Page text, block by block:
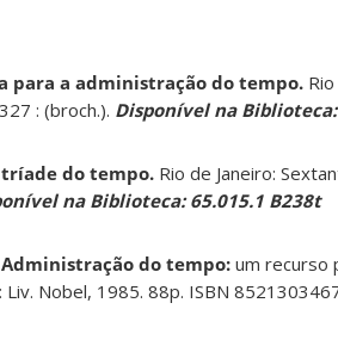
para a administração do tempo.
: (broch.). Disponível na Biblioteca:
tríade do tempo. Rio de Janeiro:
na Biblioteca: 65.015.1 B238t
Administração do tempo: um recurso
Liv. Nobel, 1985. 88p. ISBN